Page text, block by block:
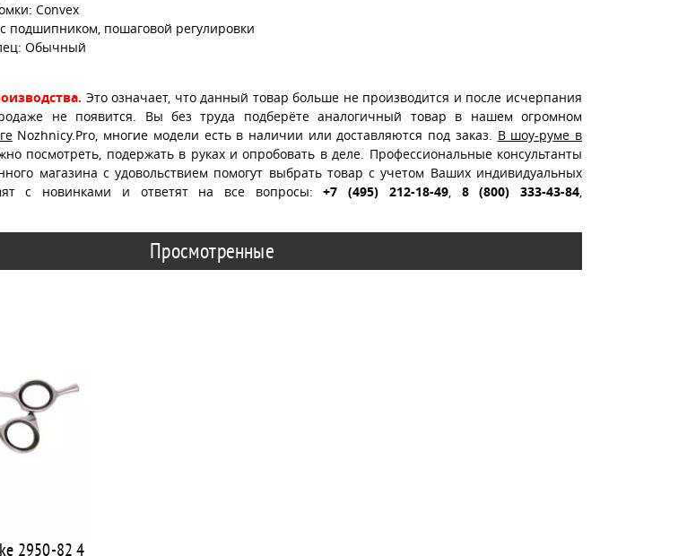
Convex
подшипником, пошаговой регулировки
Обычный
Это означает, что данный товар больше не производится и после исчерпания
не появится. Вы без труда подберёте аналогичный товар в нашем огромном
Nozhnicy.Pro, многие модели есть в наличии или доставляются под заказ. В шоу-руме в
посмотреть, подержать в руках и опробовать в деле. Профессиональные консультанты
магазина с удовольствием помогут выбрать товар с учетом Ваших индивидуальных
с новинками и ответят на все вопросы:+7 (495) 212-18-49, 8 (800) 333-43-84,
Просмотренные
2950-82 4